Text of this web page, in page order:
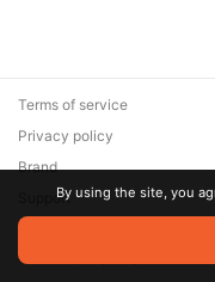
© 2026 Zaya Solutions
are the property of their
Terms of service
Privacy policy
Brand
SupportBy using the site, you